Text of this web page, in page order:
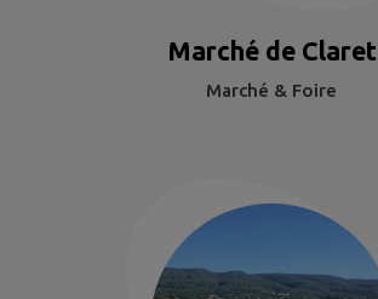
Marché de Claret
Marché & Foire